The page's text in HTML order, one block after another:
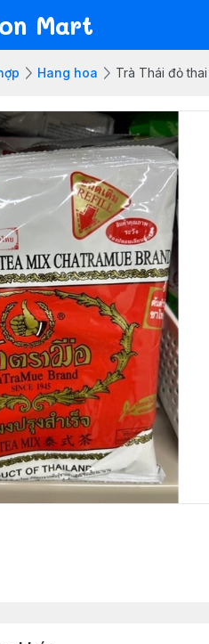
Mart
Hang hoa Trà Thái đỏ